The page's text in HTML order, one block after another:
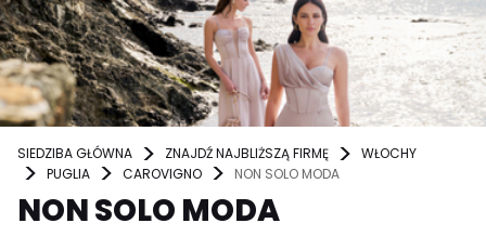
SIEDZIBA GŁÓWNA ZNAJDŹ NAJBLIŻSZĄ FIRMĘ
WŁOCHY
PUGLIA
CAROVIGNO NON SOLO MODA
NON SOLO MODA